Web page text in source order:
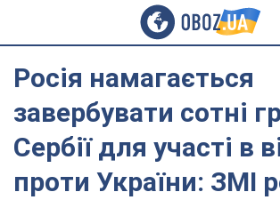
Росія намагається
завербувати сотні
Сербії для участі в
проти України: ЗМІ